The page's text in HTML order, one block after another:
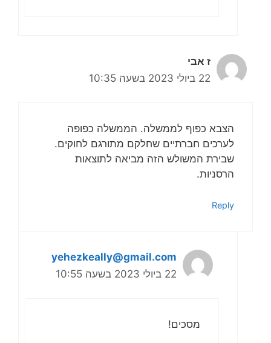
ז אבי
22 ביולי 2023 בשעה 10:35
הצבא כפוף לממשלה. הממשלה כפופה
לערכים חברתיים שחלקם מתורגם לחוקים.
שבירת המשולש הזה מביאה לתוצאות
הרסניות.
Reply
yehezkeally@gmail.com
22 ביולי 2023 בשעה 10:55
מסכים!